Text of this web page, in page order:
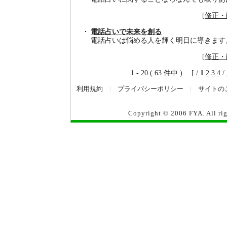
[修正
電話占いで未来を創る
電話占いは悩める人を輝く明日に導きます
[修正
1 - 20 ( 63 件中 ) [ / 1 2 3 4 /
利用規約 プライバシーポリシー サイトの
Copyright © 2006 FYA. All